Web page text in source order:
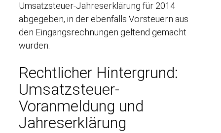
Umsatzsteuer-Jahreserklärung für 2014
abgegeben, in der ebenfalls Vorsteuern aus
den Eingangsrechnungen geltend gemacht
wurden.
Rechtlicher Hintergrund:
Umsatzsteuer-
Voranmeldung und
Jahreserklärung